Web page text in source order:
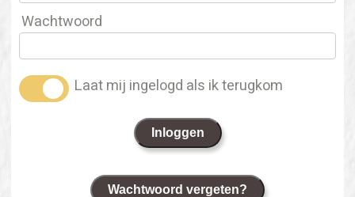
Wachtwoord
Laat mij ingelogd als ik terugkom
Inloggen
Wachtwoord vergeten?